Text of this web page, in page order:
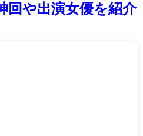
回や出演女優を紹介